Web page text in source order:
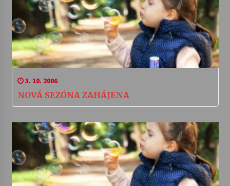
3. 10. 2006
NOVÁ SEZÓNA ZAHÁJENA